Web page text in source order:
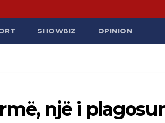
SHOWBIZ OPINION
një i plagosur